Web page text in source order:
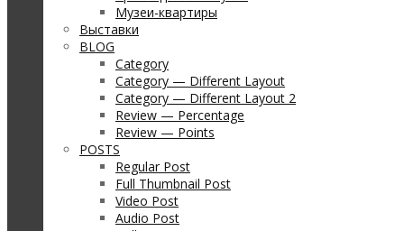
Музеи-квартиры
Выставки
BLOG
Category
Category — Different Layout
Category — Different Layout 2
Review — Percentage
Review — Points
POSTS
Regular Post
Full Thumbnail Post
Video Post
Audio Post